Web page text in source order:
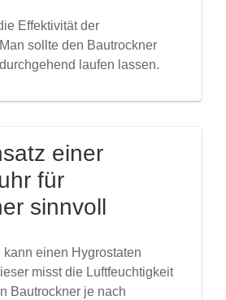
Effektivität der
sollte den Bautrockner
laufen lassen.
einer
für
sinnvoll
kann einen Hygrostaten
misst die Luftfeuchtigkeit
Bautrockner je nach